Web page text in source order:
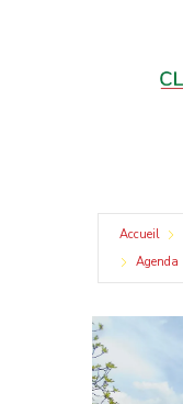
Accueil
Agenda